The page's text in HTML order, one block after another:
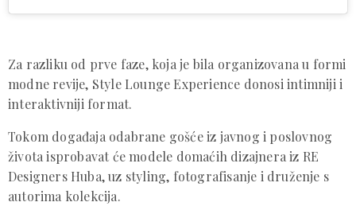
Za razliku od prve faze, koja je bila organizovana u formi
modne revije, Style Lounge Experience donosi intimniji i
interaktivniji format.
Tokom događaja odabrane gošće iz javnog i poslovnog
života isprobavat će modele domaćih dizajnera iz RE
Designers Huba, uz styling, fotografisanje i druženje s
autorima kolekcija.